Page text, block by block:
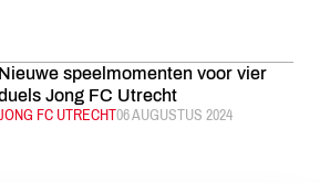
Nieuwe speelmomenten voor vier
Jong FC Utrecht
FC UTRECHTGEPUBLICEERD:
06 AUGUSTUS 2024